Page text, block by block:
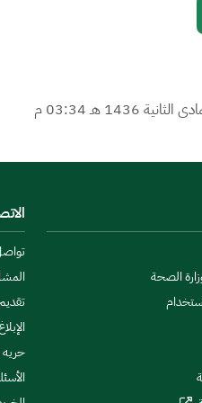
الصحة
حريه